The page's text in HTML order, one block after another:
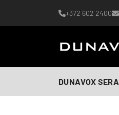
+372 602 2400
DUNAVOX SERA